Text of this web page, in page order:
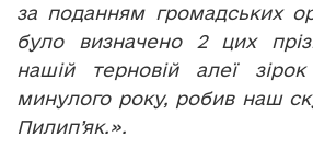
за поданням громадських
було визначено 2 цих
нашій терновій алеї
минулого року, робив наш
Пилип’як.».